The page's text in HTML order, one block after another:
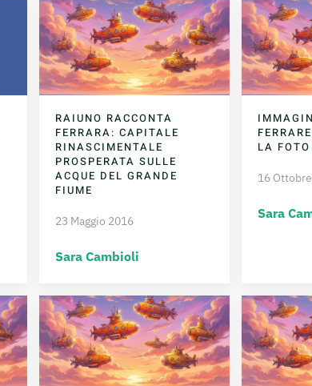
RAIUNO RACCONTA
FERRARA: CAPITALE
RINASCIMENTALE
PROSPERATA SULLE
ACQUE DEL GRANDE
FIUME
23 Maggio 2016
Sara Cambioli
LA
16
Sara